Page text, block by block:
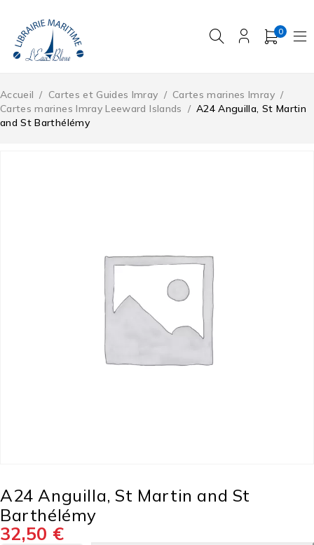
0
Accueil / Cartes et Guides Imray / Cartes marines Imray /
Cartes marines Imray Leeward Islands / A24 Anguilla, St Martin
and St Barthélémy
A24 Anguilla, St Martin and St
Barthélémy
32,50 €